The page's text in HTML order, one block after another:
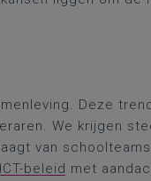
Deze
We krijgen
van
ICT-beleid met